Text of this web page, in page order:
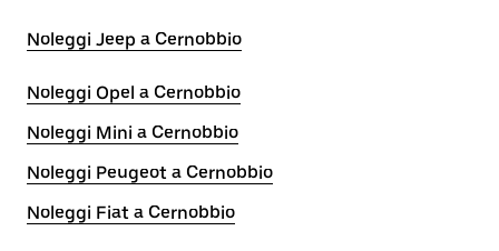
Noleggi Jeep a Cernobbio
Noleggi Opel a Cernobbio
Noleggi Mini a Cernobbio
Noleggi Peugeot a Cernobbio
Noleggi Fiat a Cernobbio